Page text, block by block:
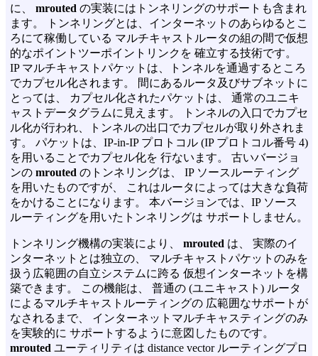
に、 mrouted の実装にはトンネリングのサポートも含まれ
ます。 トンネリングとは、インターネットのあらゆるとこ
ろにて稼働している マルチキャストルータの組の間で仮想
的なポイントツーポイントリンクを 確立する技術です。
IP マルチキャストパケットは、トンネルを通過するところ
でカプセル化されます。 間にあるルータ及びサブネットに
とっては、 カプセル化されたパケットは、 通常のユニキ
ャストデータグラムに見えます。 トンネルの入口でカプセ
ル化が行われ、トンネルの出口でカプセルが取り外されま
す。 パケットは、IP-in-IP プロトコル (IP プロトコル番号 4)
を用いることでカプセル化を 行ないます。 古いバージョ
ンの mrouted のトンネリングは、 IP ソースルーティング
を用いたものですが、 これはルータによっては大きな負荷
をかけることになります。 本バージョンでは、IP ソース
ルーティングを用いたトンネリングは サポートしません。
トンネリング機構の実装により、 mrouted は、 実際のイ
ンターネットとは独立の、 マルチキャストパケットのみを
扱う広範囲の自立システムに跨る 仮想インターネットを構
築できます。 この機能は、 普通の (ユニキャスト) ルータ
によるマルチキャストルーティングの 広範囲なサポートが
なされるまで、 インターネットマルチキャスティングのみ
を実験的に サポートするように意図したものです。
mrouted ユーティリティは distance vector ルーティングプロ